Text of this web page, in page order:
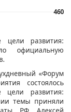
460
цели развития:
официальную
«Форум
состоялось
цели развития:
темы приняли